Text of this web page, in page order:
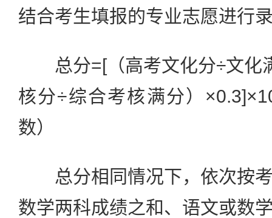
结合考生填报的专业志愿进行
总分=[（高考文化分÷文化
核分÷综合考核满分）
数）
总分相同情况下，依次按考
数学两科成绩之和、语文或数